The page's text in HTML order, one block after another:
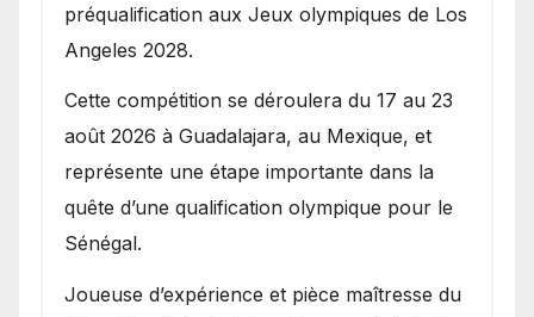
préqualification aux Jeux olympiques de Los
Angeles 2028.
Cette compétition se déroulera du 17 au 23
août 2026 à Guadalajara, au Mexique, et
représente une étape importante dans la
quête d’une qualification olympique pour le
Sénégal.
Joueuse d’expérience et pièce maîtresse du